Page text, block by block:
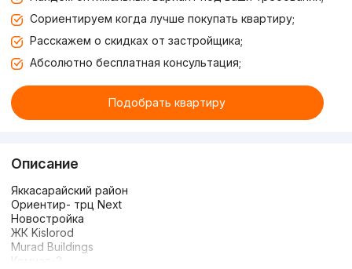
Сориентируем когда лучше покупать квартиру;
Расскажем о скидках от застройщика;
Абсолютно бесплатная консультация;
Подобрать квартиру
Описание
Яккасарайский район
Ориентир- трц Next
Новостройка
ЖК Kislorod
Murad Buildings
Комнат-2